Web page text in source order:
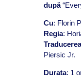
după
Cu: Florin
Regia:
Piersic Jr.
Durata: 1